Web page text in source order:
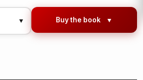
▼ Buy the book ▼